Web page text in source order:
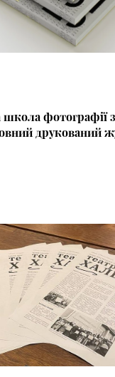
фотографії
друкований